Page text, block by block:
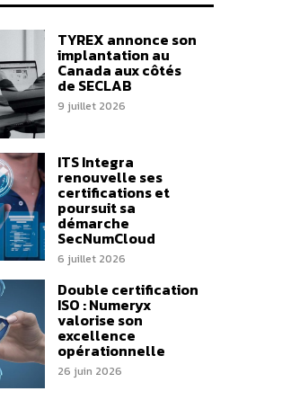
TYREX annonce son
implantation au
Canada aux côtés
de SECLAB
9 juillet 2026
ITS Integra
renouvelle ses
certifications et
poursuit sa
démarche
SecNumCloud
6 juillet 2026
Double certification
ISO : Numeryx
valorise son
excellence
opérationnelle
26 juin 2026